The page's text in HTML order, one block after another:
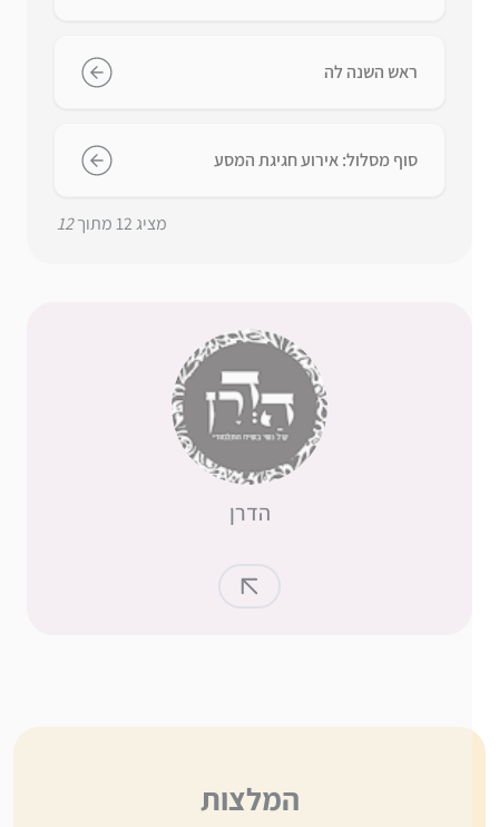
ראש השנה לה
סוף מסלול: אירוע חגיגת המסע
מציג12מתוך12
הדרן
המלצות